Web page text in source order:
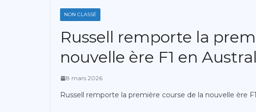
NON CLASSÉ
Russell remporte la
nouvelle ère F1 en
8 mars 2026
Russell remporte la première course de la nouvelle ère